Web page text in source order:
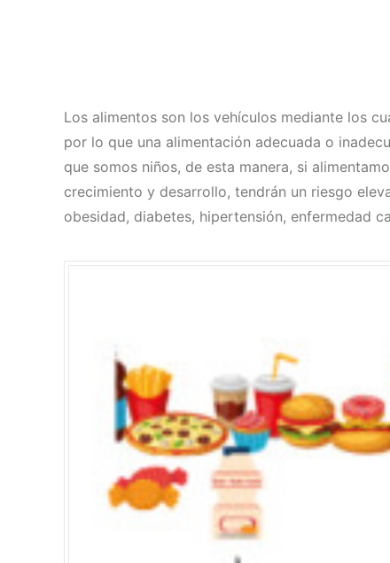
Los alimentos son los vehículos mediante los
por lo que una alimentación adecuada o
que somos niños, de esta manera, si
crecimiento y desarrollo, tendrán un riesgo
obesidad, diabetes, hipertensión, enfermedad